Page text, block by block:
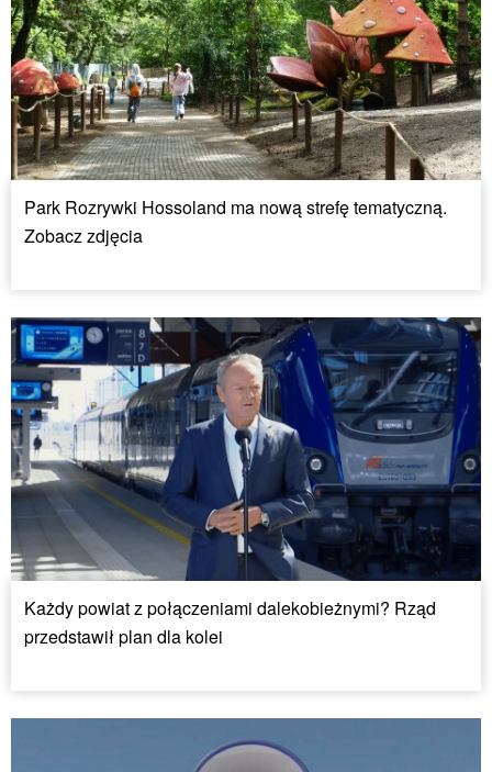
Park Rozrywki Hossoland ma nową strefę tematyczną.
Zobacz zdjęcia
Każdy powiat z połączeniami dalekobieżnymi? Rząd
przedstawił plan dla kolei